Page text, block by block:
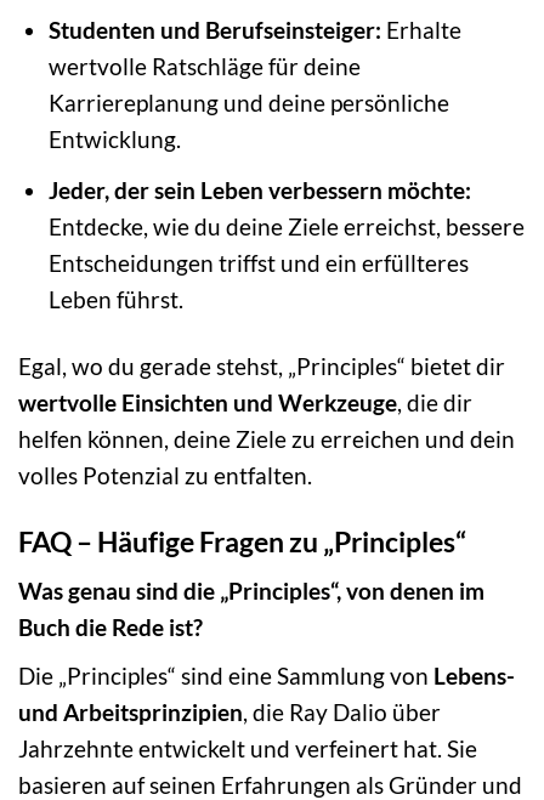
Studenten und Berufseinsteiger: Erhalte
wertvolle Ratschläge für deine
Karriereplanung und deine persönliche
Entwicklung.
Jeder, der sein Leben verbessern möchte:
Entdecke, wie du deine Ziele erreichst, bessere
Entscheidungen triffst und ein erfüllteres
Leben führst.
Egal, wo du gerade stehst, „Principles“ bietet dir
wertvolle Einsichten und Werkzeuge, die dir
helfen können, deine Ziele zu erreichen und dein
volles Potenzial zu entfalten.
FAQ – Häufige Fragen zu „Principles“
Was genau sind die „Principles“, von denen im
Buch die Rede ist?
Die „Principles“ sind eine Sammlung von Lebens-
und Arbeitsprinzipien, die Ray Dalio über
Jahrzehnte entwickelt und verfeinert hat. Sie
basieren auf seinen Erfahrungen als Gründer und